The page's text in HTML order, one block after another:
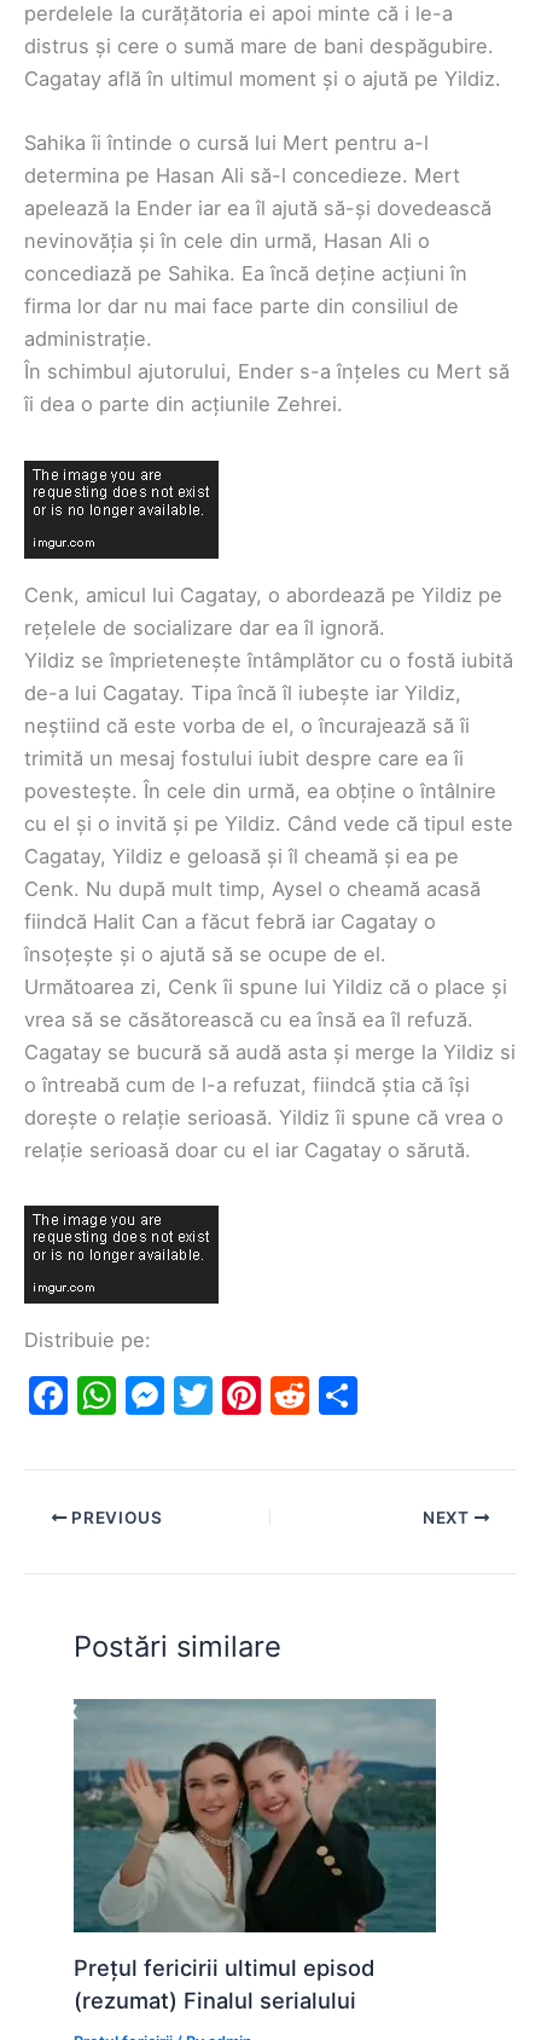
perdelele la curățătoria ei apoi minte că i le-a
distrus și cere o sumă mare de bani despăgubire.
Cagatay află în ultimul moment și o ajută pe Yildiz.
Sahika îi întinde o cursă lui Mert pentru a-l
determina pe Hasan Ali să-l concedieze. Mert
apelează la Ender iar ea îl ajută să-și dovedească
nevinovăția și în cele din urmă, Hasan Ali o
concediază pe Sahika. Ea încă deține acțiuni în
firma lor dar nu mai face parte din consiliul de
administrație.
În schimbul ajutorului, Ender s-a înțeles cu Mert să
îi dea o parte din acțiunile Zehrei.
Cenk, amicul lui Cagatay, o abordează pe Yildiz pe
rețelele de socializare dar ea îl ignoră.
Yildiz se împrietenește întâmplător cu o fostă iubită
de-a lui Cagatay. Tipa încă îl iubește iar Yildiz,
neștiind că este vorba de el, o încurajează să îi
trimită un mesaj fostului iubit despre care ea îi
povestește. În cele din urmă, ea obține o întâlnire
cu el și o invită și pe Yildiz. Când vede că tipul este
Cagatay, Yildiz e geloasă și îl cheamă și ea pe
Cenk. Nu după mult timp, Aysel o cheamă acasă
fiindcă Halit Can a făcut febră iar Cagatay o
însoțește și o ajută să se ocupe de el.
Următoarea zi, Cenk îi spune lui Yildiz că o place și
vrea să se căsătorească cu ea însă ea îl refuză.
Cagatay se bucură să audă asta și merge la Yildiz si
o întreabă cum de l-a refuzat, fiindcă știa că își
dorește o relație serioasă. Yildiz îi spune că vrea o
relație serioasă doar cu el iar Cagatay o sărută.
Distribuie pe:
F
c
e
o
o
k
W
at
s
p
p
M
s
n
g
er
T
itt
Pi
er
e
R
d ar
PREVIOUS NEXT
Postări similare
Prețul fericirii ultimul episod
(rezumat) Finalul serialului